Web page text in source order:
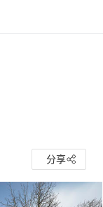
分享